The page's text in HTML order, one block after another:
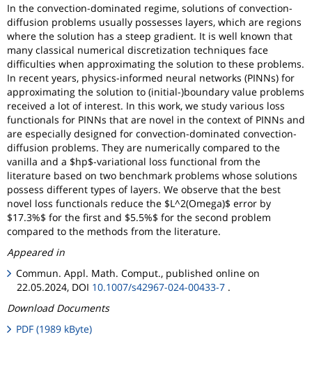
In the convection-dominated regime, solutions of convection-
diffusion problems usually possesses layers, which are regions
where the solution has a steep gradient. It is well known that
many classical numerical discretization techniques face
difficulties when approximating the solution to these problems.
In recent years, physics-informed neural networks (PINNs) for
approximating the solution to (initial-)boundary value problems
received a lot of interest. In this work, we study various loss
functionals for PINNs that are novel in the context of PINNs and
are especially designed for convection-dominated convection-
diffusion problems. They are numerically compared to the
vanilla and a $hp$-variational loss functional from the
literature based on two benchmark problems whose solutions
possess different types of layers. We observe that the best
novel loss functionals reduce the $L^2(Omega)$ error by
$17.3%$ for the first and $5.5%$ for the second problem
compared to the methods from the literature.
Appeared in
Commun. Appl. Math. Comput., published online on
22.05.2024, DOI 10.1007/s42967-024-00433-7 .
Download Documents
PDF (1989 kByte)